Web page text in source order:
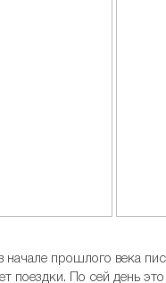
прошлого века
поездки. По сей день